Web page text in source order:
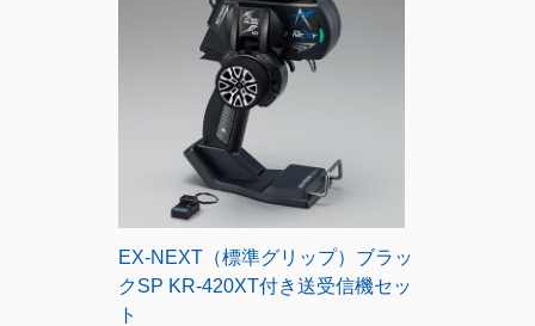
EX-NEXT（標準グリップ）ブラッ
クSP KR-420XT付き送受信機セッ
ト